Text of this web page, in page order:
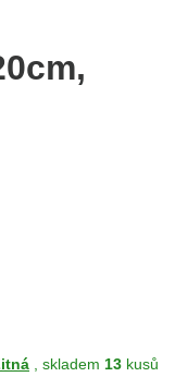
,
, skladem 13 kusů